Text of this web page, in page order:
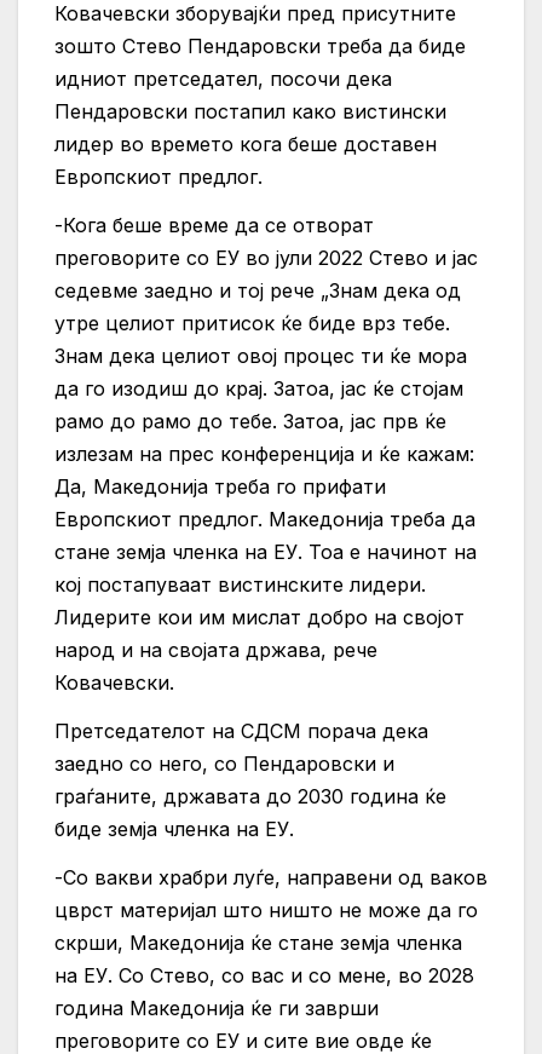
Ковачевски зборувајќи пред присутните
зошто Стево Пендаровски треба да биде
идниот претседател, посочи дека
Пендаровски постапил како вистински
лидер во времето кога беше доставен
Европскиот предлог.
-Кога беше време да се отворат
преговорите со ЕУ во јули 2022 Стево и јас
седевме заедно и тој рече „Знам дека од
утре целиот притисок ќе биде врз тебе.
Знам дека целиот овој процес ти ќе мора
да го изодиш до крај. Затоа, јас ќе стојам
рамо до рамо до тебе. Затоа, јас прв ќе
излезам на прес конференција и ќе кажам:
Да, Македонија треба го прифати
Европскиот предлог. Македонија треба да
стане земја членка на ЕУ. Тоа е начинот на
кој постапуваат вистинските лидери.
Лидерите кои им мислат добро на својот
народ и на својата држава, рече
Ковачевски.
Претседателот на СДСМ порача дека
заедно со него, со Пендаровски и
граѓаните, државата до 2030 година ќе
биде земја членка на ЕУ.
-Со вакви храбри луѓе, направени од ваков
цврст материјал што ништо не може да го
скрши, Македонија ќе стане земја членка
на ЕУ. Со Стево, со вас и со мене, во 2028
година Македонија ќе ги заврши
преговорите со ЕУ и сите вие овде ќе